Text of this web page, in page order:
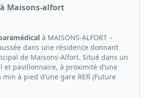
Maisons-alfort
à MAISONS-ALFORT –
dans une résidence donnant
de Maisons-Alfort. Situé dans un
pavillonnaire, à proximité d’une
à pied d’une gare RER (Future